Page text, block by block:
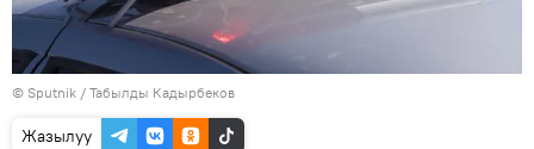
© Sputnik / Табылды Кадырбеков
Жазылуу